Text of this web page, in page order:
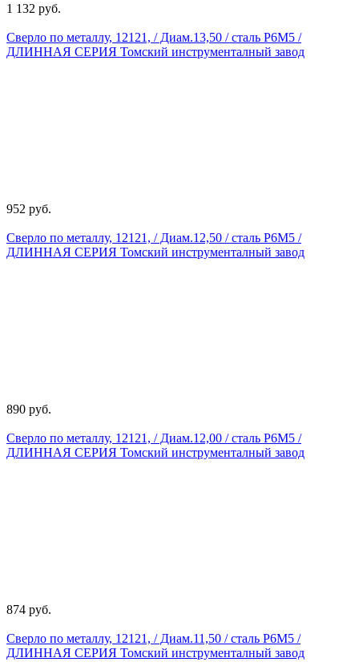
1 132 руб.
Сверло по металлу, 12121, / Диам.13,50 / сталь Р6М5 /
ДЛИННАЯ СЕРИЯ Томский инструменталный завод
952 руб.
Сверло по металлу, 12121, / Диам.12,50 / сталь Р6М5 /
ДЛИННАЯ СЕРИЯ Томский инструменталный завод
890 руб.
Сверло по металлу, 12121, / Диам.12,00 / сталь Р6М5 /
ДЛИННАЯ СЕРИЯ Томский инструменталный завод
874 руб.
Сверло по металлу, 12121, / Диам.11,50 / сталь Р6М5 /
ДЛИННАЯ СЕРИЯ Томский инструменталный завод